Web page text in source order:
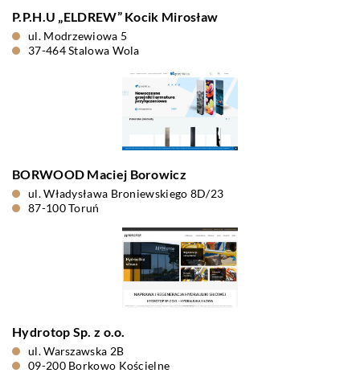
P.P.H.U „ELDREW” Kocik Mirosław
ul. Modrzewiowa 5
37-464 Stalowa Wola
BORWOOD Maciej Borowicz
ul. Władysława Broniewskiego 8D/23
87-100 Toruń
Hydrotop Sp. z o.o.
ul. Warszawska 2B
09-200 Borkowo Kościelne